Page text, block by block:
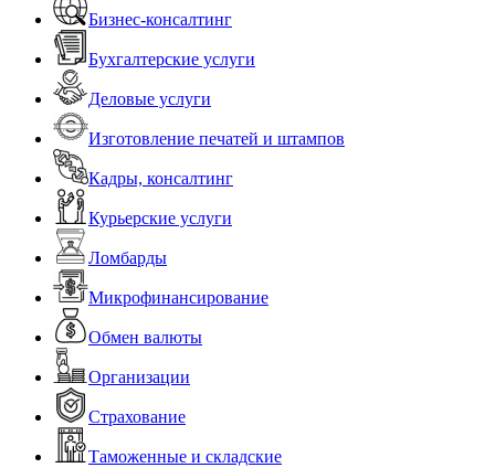
Бизнес-консалтинг
Бухгалтерские услуги
Деловые услуги
Изготовление печатей и штампов
Кадры, консалтинг
Курьерские услуги
Ломбарды
Микрофинансирование
Обмен валюты
Организации
Страхование
Таможенные и складские